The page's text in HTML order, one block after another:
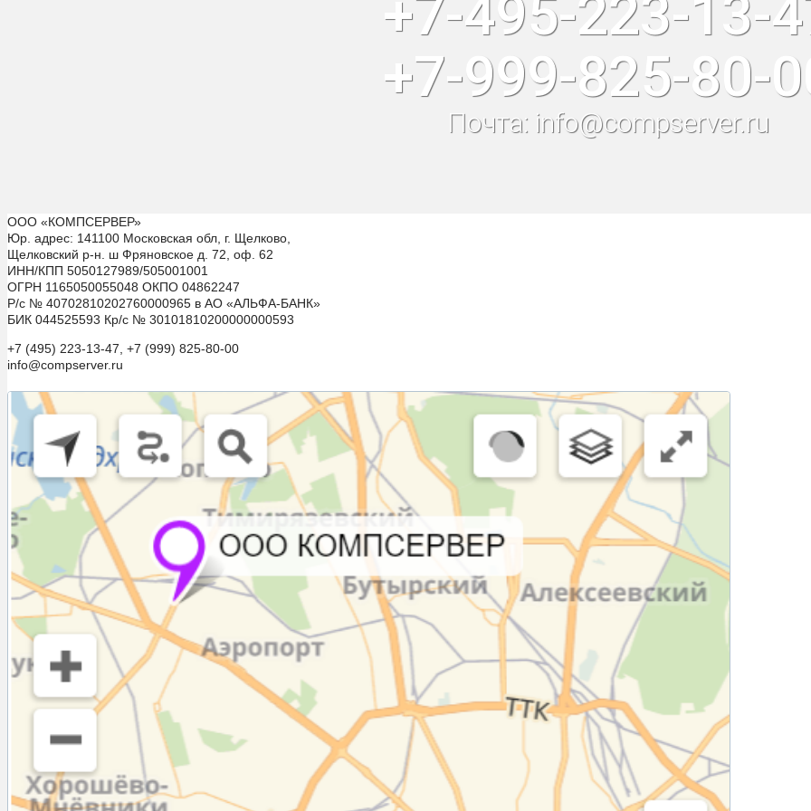
+7-495-223-13-
+7-999-825-80-
Почта: info@compserver.ru
ООО «КОМПСЕРВЕР»
Юр. адрес: 141100 Московская обл, г. Щелково,
Щелковский р-н. ш Фряновское д. 72, оф. 62
ИНН/КПП 5050127989/505001001
ОГРН 1165050055048 ОКПО 04862247
Р/с № 40702810202760000965 в АО «АЛЬФА-БАНК»
БИК 044525593 Кр/с № 30101810200000000593
+7 (495) 223-13-47, +7 (999) 825-80-00
info@compserver.ru